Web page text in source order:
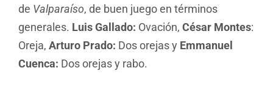
de Valparaíso, de buen juego en términos
generales. Luis Gallado: Ovación, César Montes:
Oreja, Arturo Prado: Dos orejas y Emmanuel
Cuenca: Dos orejas y rabo.